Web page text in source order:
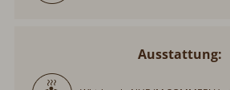
Ausstattung: